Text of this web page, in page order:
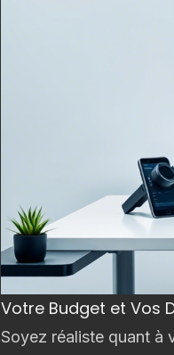
Votre Budget et Vos
Soyez réaliste quant à